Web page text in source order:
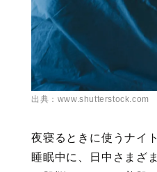
出典：www.shutterstock.com
夜寝るときに使うナイ
睡眠中に、日中さまざ